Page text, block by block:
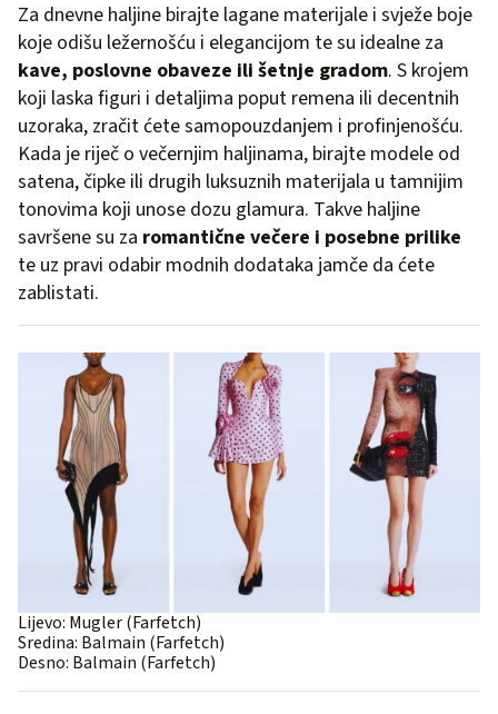
Za dnevne haljine birajte lagane materijale i svježe boje
koje odišu ležernošću i elegancijom te su idealne za
kave, poslovne obaveze ili šetnje gradom. S krojem
koji laska figuri i detaljima poput remena ili decentnih
uzoraka, zračit ćete samopouzdanjem i profinjenošću.
Kada je riječ o večernjim haljinama, birajte modele od
satena, čipke ili drugih luksuznih materijala u tamnijim
tonovima koji unose dozu glamura. Takve haljine
savršene su za romantične večere i posebne prilike
te uz pravi odabir modnih dodataka jamče da ćete
zablistati.
Lijevo: Mugler (Farfetch)
Sredina: Balmain (Farfetch)
Desno: Balmain (Farfetch)